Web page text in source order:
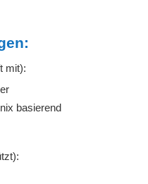
mit):
basierend